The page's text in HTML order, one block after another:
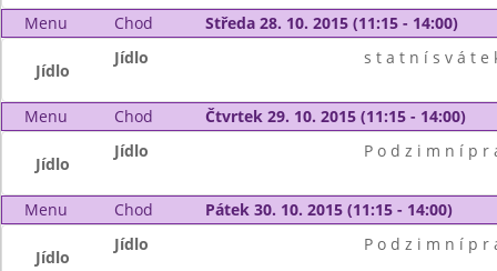
Menu
Chod Středa 28. 10. 2015 (11:15 - 14:00)
Jídlo
Jídlo s t a t n í s v á t e
Menu Chod Čtvrtek 29. 10. 2015 (11:15 - 14:00)
Jídlo
Jídlo P o d z i m n í p r
Menu Chod Pátek 30. 10. 2015 (11:15 - 14:00)
Jídlo
Jídlo P o d z i m n í p r